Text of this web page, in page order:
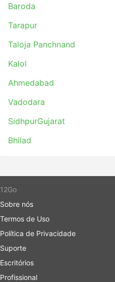
Baroda
Tarapur
Taloja Panchnand
Kalol
Ahmedabad
Vadodara
SidhpurGujarat
Bhilad
12Go
Sobre nós
Termos de Uso
Política de Privacidade
Suporte
Escritórios
Profissional